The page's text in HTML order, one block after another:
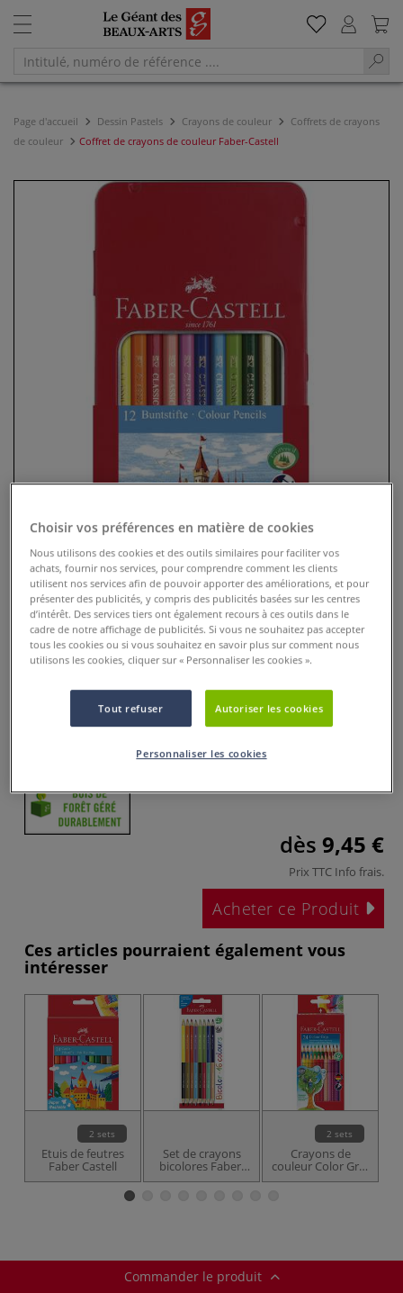
Page d'accueil Dessin Pastels Crayons de couleur
Coffrets de crayons
de couleur
Coffret de crayons de couleur Faber-Castell
Coffret de crayons de couleur
Faber-Castell
3 Commentaires
Gamme idéale pour l’apprentissage du dessin en atelier ou
dès 9,45 €
Prix TTC Info frais.
Acheter ce Produit
Ces articles pourraient également vous
intéresser
2 sets
Etuis de feutres
Faber Castell
Set de crayons
bicolores Faber-
Castell
2 sets
Crayons de
couleur Color Grip
FABER CASTELL
Commander le produit
Choisir vos préférences en matière de cookies
Nous utilisons des cookies et des outils similaires pour faciliter vos
achats, fournir nos services, pour comprendre comment les clients
utilisent nos services afin de pouvoir apporter des améliorations, et pour
présenter des publicités, y compris des publicités basées sur les centres
d’intérêt. Des services tiers ont également recours à ces outils dans le
cadre de notre affichage de publicités. Si vous ne souhaitez pas accepter
tous les cookies ou si vous souhaitez en savoir plus sur comment nous
utilisons les cookies, cliquer sur « Personnaliser les cookies ».
Tout refuser Autoriser les cookies
Personnaliser les cookies